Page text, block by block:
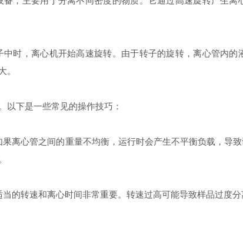
时，离心机开始高速旋转。由于转子的旋转，离心管内
。
下是一些常见的操作技巧：
心管之间的重量不均衡，运行时会产生不平衡负载，导
转速和离心时间非常重要。转速过高可能导致样品过度分